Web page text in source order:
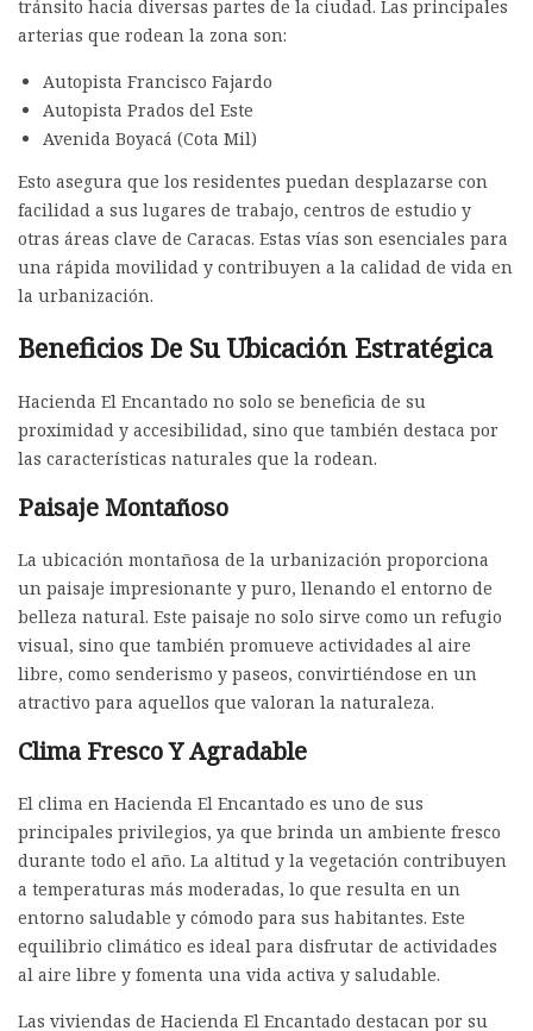
tránsito hacia diversas partes de la ciudad. Las principales
arterias que rodean la zona son:
Autopista Francisco Fajardo
Autopista Prados del Este
Avenida Boyacá (Cota Mil)
Esto asegura que los residentes puedan desplazarse con
facilidad a sus lugares de trabajo, centros de estudio y
otras áreas clave de Caracas. Estas vías son esenciales para
una rápida movilidad y contribuyen a la calidad de vida en
la urbanización.
Beneficios De Su Ubicación Estratégica
Hacienda El Encantado no solo se beneficia de su
proximidad y accesibilidad, sino que también destaca por
las características naturales que la rodean.
Paisaje Montañoso
La ubicación montañosa de la urbanización proporciona
un paisaje impresionante y puro, llenando el entorno de
belleza natural. Este paisaje no solo sirve como un refugio
visual, sino que también promueve actividades al aire
libre, como senderismo y paseos, convirtiéndose en un
atractivo para aquellos que valoran la naturaleza.
Clima Fresco Y Agradable
El clima en Hacienda El Encantado es uno de sus
principales privilegios, ya que brinda un ambiente fresco
durante todo el año. La altitud y la vegetación contribuyen
a temperaturas más moderadas, lo que resulta en un
entorno saludable y cómodo para sus habitantes. Este
equilibrio climático es ideal para disfrutar de actividades
al aire libre y fomenta una vida activa y saludable.
Las viviendas de Hacienda El Encantado destacan por su